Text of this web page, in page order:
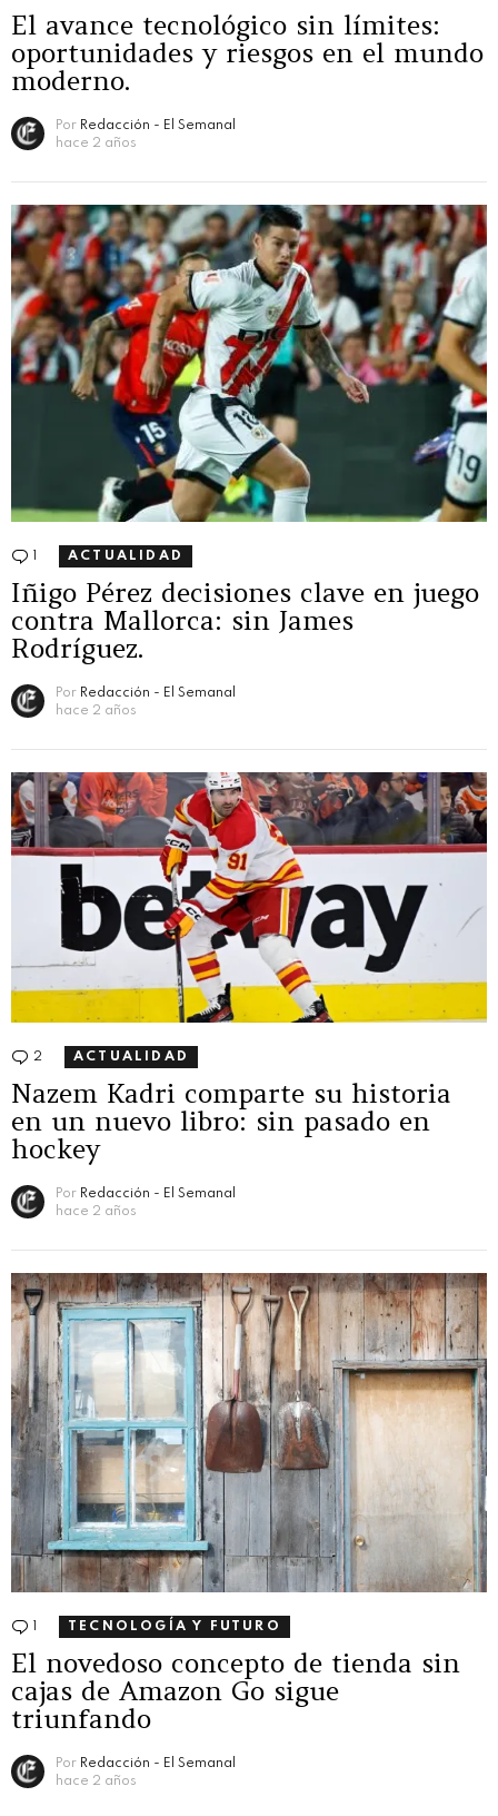
El avance tecnológico sin límites:
oportunidades y riesgos en el mundo
moderno.
Por Redacción - El Semanal
hace 2 años
Comentario
ACTUALIDAD
Iñigo Pérez decisiones clave en juego
contra Mallorca: sin James
Rodríguez.
Por Redacción - El Semanal
hace 2 años
2 Comentarios
ACTUALIDAD
Nazem Kadri comparte su historia
en un nuevo libro: sin pasado en
hockey
Por Redacción - El Semanal
hace 2 años
Comentario
TECNOLOGÍA Y FUTURO
El novedoso concepto de tienda sin
cajas de Amazon Go sigue
triunfando
Por Redacción - El Semanal
hace 2 años